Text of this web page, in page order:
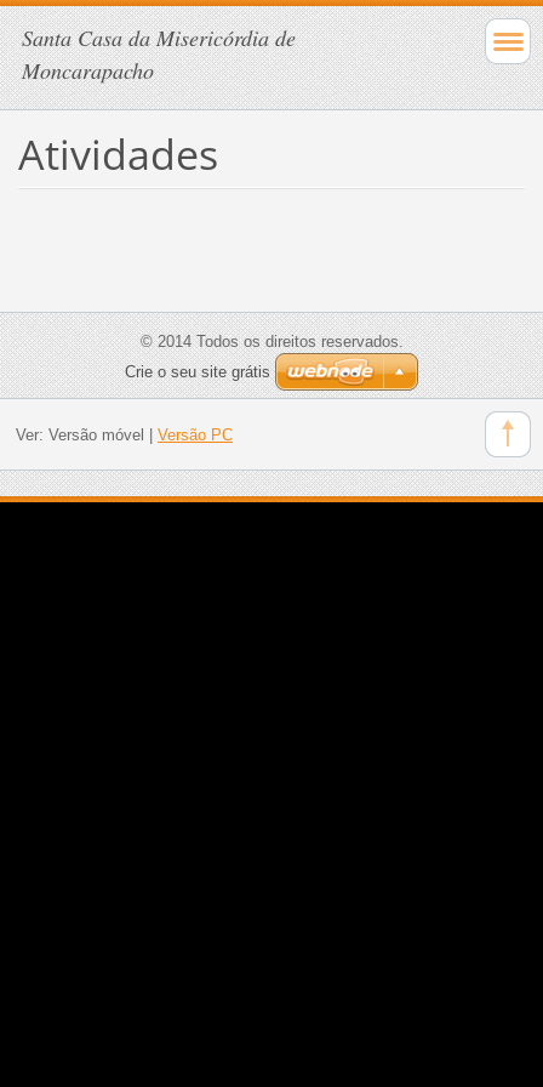
Santa Casa da Misericórdia de
Moncarapacho
Atividades
© 2014 Todos os direitos reservados.
Crie o seu site grátis
Ver: Versão móvel Versão PC